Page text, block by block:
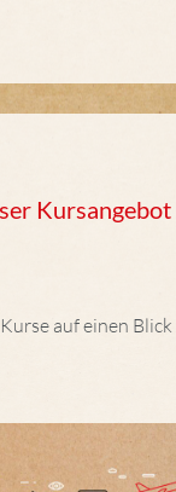
Kursangebot
auf einen Blick